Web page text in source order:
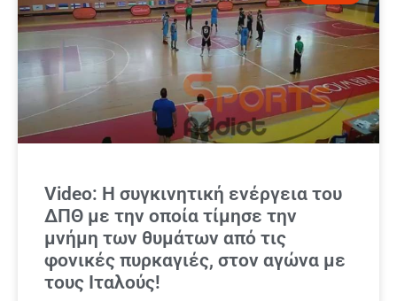
Video: Η συγκινητική ενέργεια του
ΔΠΘ με την οποία τίμησε την
μνήμη των θυμάτων από τις
φονικές πυρκαγιές, στον αγώνα με
τους Ιταλούς!